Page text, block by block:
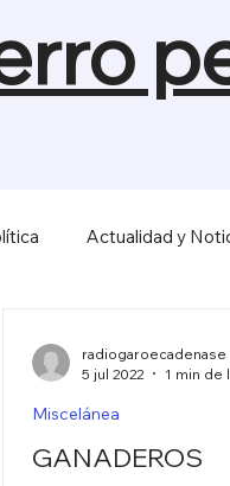
Actualidad y
y Economía
GANADEROS
Miscelánea
radiogaroecadenase
5 jul 2022